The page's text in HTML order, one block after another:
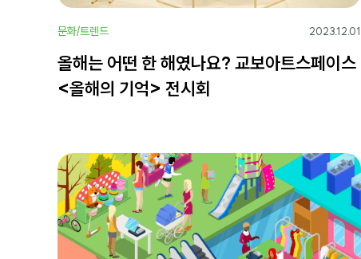
문화/트렌드 2023.12.01
올해는 어떤 한 해였나요? 교보아트스페이스
<올해의 기억> 전시회